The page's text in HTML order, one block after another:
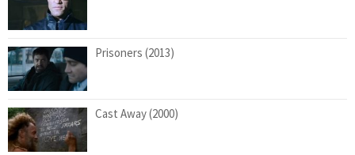
Prisoners (2013)
Cast Away (2000)